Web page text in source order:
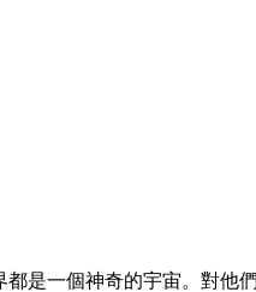
是一個神奇的宇宙。對